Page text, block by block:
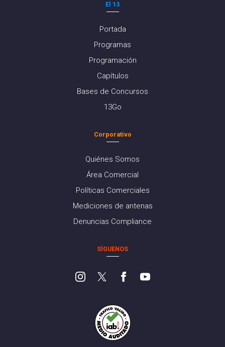
El 13
Portada
Programas
Programación
Capítulos
Bases de Concursos
13Go
Corporativo
Quiénes Somos
Área Comercial
Políticas Comerciales
Mediciones de antenas
Denuncias Compliance
SÍGUENOS